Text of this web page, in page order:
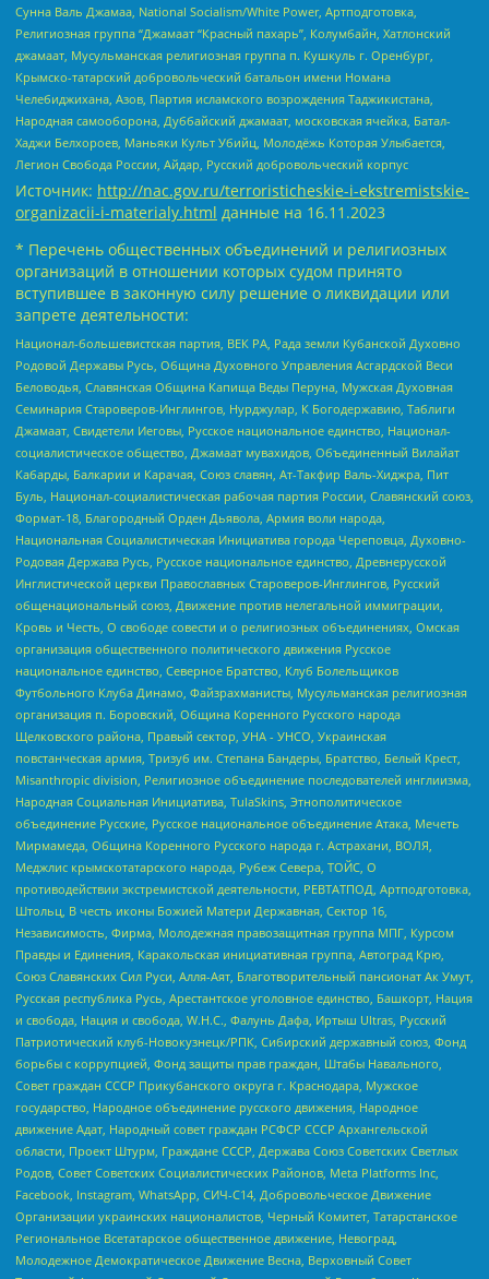
Сунна Валь Джамаа, National Socialism/White Power, Артподготовка,
Религиозная группа “Джамаат “Красный пахарь”, Колумбайн, Хатлонский
джамаат, Мусульманская религиозная группа п. Кушкуль г. Оренбург,
Крымско-татарский добровольческий батальон имени Номана
Челебиджихана, Азов, Партия исламского возрождения Таджикистана,
Народная самооборона, Дуббайский джамаат, московская ячейка, Батал-
Хаджи Белхороев, Маньяки Культ Убийц, Молодёжь Которая Улыбается,
Легион Свобода России, Айдар, Русский добровольческий корпус
Источник: http://nac.gov.ru/terroristicheskie-i-ekstremistskie-
organizacii-i-materialy.html данные на 16.11.2023
* Перечень общественных объединений и религиозных
организаций в отношении которых судом принято
вступившее в законную силу решение о ликвидации или
запрете деятельности:
Национал-большевистская партия, ВЕК РА, Рада земли Кубанской Духовно
Родовой Державы Русь, Община Духовного Управления Асгардской Веси
Беловодья, Славянская Община Капища Веды Перуна, Мужская Духовная
Семинария Староверов-Инглингов, Нурджулар, К Богодержавию, Таблиги
Джамаат, Свидетели Иеговы, Русское национальное единство, Национал-
социалистическое общество, Джамаат мувахидов, Объединенный Вилайат
Кабарды, Балкарии и Карачая, Союз славян, Ат-Такфир Валь-Хиджра, Пит
Буль, Национал-социалистическая рабочая партия России, Славянский союз,
Формат-18, Благородный Орден Дьявола, Армия воли народа,
Национальная Социалистическая Инициатива города Череповца, Духовно-
Родовая Держава Русь, Русское национальное единство, Древнерусской
Инглистической церкви Православных Староверов-Инглингов, Русский
общенациональный союз, Движение против нелегальной иммиграции,
Кровь и Честь, О свободе совести и о религиозных объединениях, Омская
организация общественного политического движения Русское
национальное единство, Северное Братство, Клуб Болельщиков
Футбольного Клуба Динамо, Файзрахманисты, Мусульманская религиозная
организация п. Боровский, Община Коренного Русского народа
Щелковского района, Правый сектор, УНА - УНСО, Украинская
повстанческая армия, Тризуб им. Степана Бандеры, Братство, Белый Крест,
Misanthropic division, Религиозное объединение последователей инглиизма,
Народная Социальная Инициатива, TulaSkins, Этнополитическое
объединение Русские, Русское национальное объединение Атака, Мечеть
Мирмамеда, Община Коренного Русского народа г. Астрахани, ВОЛЯ,
Меджлис крымскотатарского народа, Рубеж Севера, ТОЙС, О
противодействии экстремистской деятельности, РЕВТАТПОД, Артподготовка,
Штольц, В честь иконы Божией Матери Державная, Сектор 16,
Независимость, Фирма, Молодежная правозащитная группа МПГ, Курсом
Правды и Единения, Каракольская инициативная группа, Автоград Крю,
Союз Славянских Сил Руси, Алля-Аят, Благотворительный пансионат Ак Умут,
Русская республика Русь, Арестантское уголовное единство, Башкорт, Нация
и свобода, Нация и свобода, W.H.С., Фалунь Дафа, Иртыш Ultras, Русский
Патриотический клуб-Новокузнецк/РПК, Сибирский державный союз, Фонд
борьбы с коррупцией, Фонд защиты прав граждан, Штабы Навального,
Совет граждан СССР Прикубанского округа г. Краснодара, Мужское
государство, Народное объединение русского движения, Народное
движение Адат, Народный совет граждан РСФСР СССР Архангельской
области, Проект Штурм, Граждане СССР, Держава Союз Советских Светлых
Родов, Совет Советских Социалистических Районов, Meta Platforms Inc,
Facebook, Instagram, WhatsApp, СИЧ-С14, Добровольческое Движение
Организации украинских националистов, Черный Комитет, Татарстанское
Региональное Всетатарское общественное движение, Невоград,
Молодежное Демократическое Движение Весна, Верховный Совет